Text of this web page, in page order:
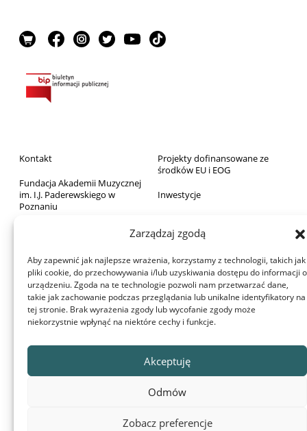
Zarządzaj zgodą
Aby zapewnić jak najlepsze wrażenia, korzystamy z technologii, takich jak
pliki cookie, do przechowywania i/lub uzyskiwania dostępu do informacji o
urządzeniu. Zgoda na te technologie pozwoli nam przetwarzać dane,
takie jak zachowanie podczas przeglądania lub unikalne identyfikatory na
tej stronie. Brak wyrażenia zgody lub wycofanie zgody może
niekorzystnie wpłynąć na niektóre cechy i funkcje.
Akceptuję
Odmów
Zobacz preferencje
Kontakt
Fundacja Akademii Muzycznej
im. I.J. Paderewskiego w
Poznaniu
Wydawnictwo
Archiwum Akademii
Dom Studenta
Projekty dofinansowane z
Projekty dofinansowane ze
środków EU i EOG
Inwestycje
RODO
Deklaracja dostępności
Aula Nova
© 2022 Akademia Muzyczna im. Ignacego Jana Paderewskiego w
Poznaniu
na używanie plików cookie, zgodnie z aktualnymi ustawieniami